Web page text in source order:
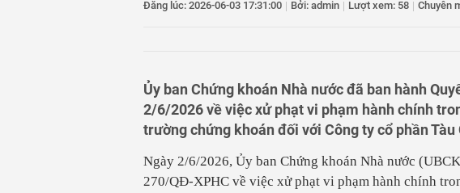
Công ty Nhiệt điện Duyên Hải đẩy
bền vững
Đăng lúc: 2026-06-03 17:31:00 | Bởi: admin | Lượt xem: 58 | Chuyên
Ủy ban Chứng khoán Nhà nước đã ban hành
2/6/2026 về việc xử phạt vi phạm hành chính
trường chứng khoán đối với Công ty cổ phần Tàu
Ngày 2/6/2026, Ủy ban Chứng khoán Nhà nước
270/QĐ-XPHC về việc xử phạt vi phạm hành chính